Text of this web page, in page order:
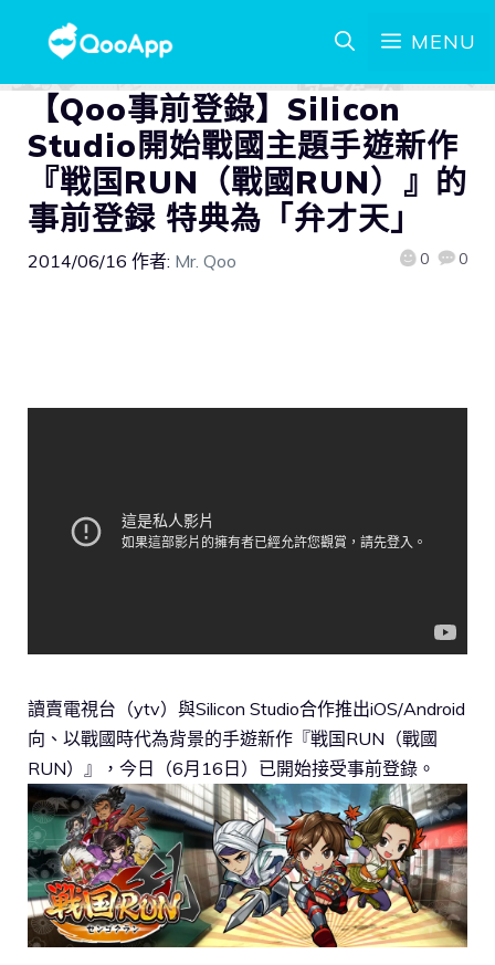
MENU
【Qoo事前登錄】Silicon
Studio開始戰國主題手遊新作
『戦国RUN（戰國RUN）』的
事前登録 特典為「弁才天」
2014/06/16 作者: Mr. Qoo 0 0
讀賣電視台（ytv）與Silicon Studio合作推出iOS/Android
向、以戰國時代為背景的手遊新作『戦国RUN（戰國
RUN）』，今日（6月16日）已開始接受事前登錄。